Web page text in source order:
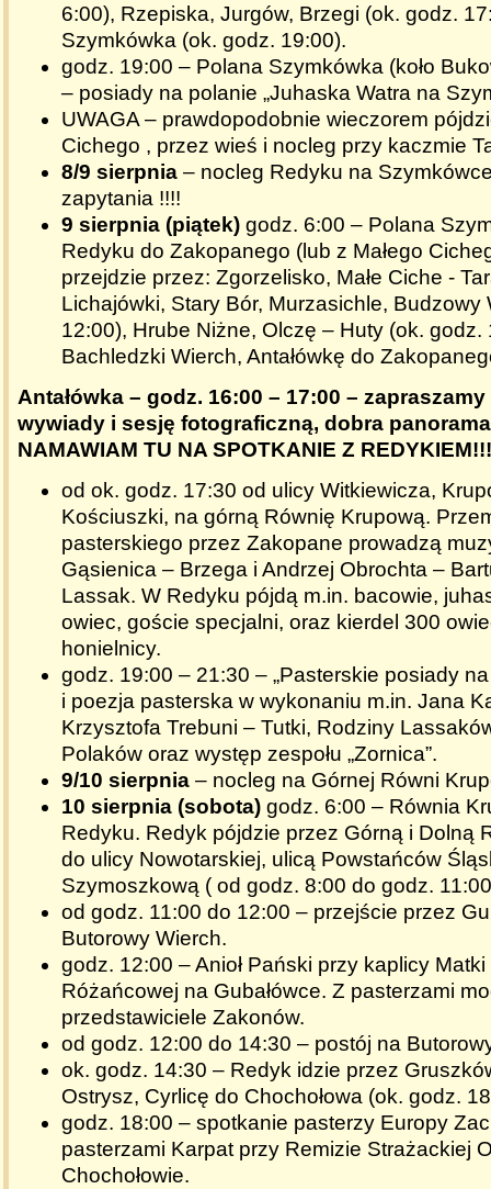
6:00), Rzepiska, Jurgów, Brzegi (ok. godz.
Szymkówka (ok. godz. 19:00).
godz. 19:00 – Polana Szymkówka (koło
– posiady na polanie „Juhaska Watra na
UWAGA – prawdopodobnie wieczorem
Cichego , przez wieś i nocleg przy kaczmie
8/9 sierpnia – nocleg Redyku na
zapytania !!!!
9 sierpnia (piątek) godz. 6:00 – Polana
Redyku do Zakopanego (lub z Małego
przejdzie przez: Zgorzelisko, Małe Ciche -
Lichajówki, Stary Bór, Murzasichle, Budzowy
12:00), Hrube Niżne, Olczę – Huty (ok. godz.
Bachledzki Wierch, Antałówkę do
Antałówka – godz. 16:00 – 17:00 –
wywiady i sesję fotograficzną, dobra
NAMAWIAM TU NA SPOTKANIE Z REDYKIEM!!!
od ok. godz. 17:30 od ulicy Witkiewicza,
Kościuszki, na górną Równię Krupową.
pasterskiego przez Zakopane prowadzą
Gąsienica – Brzega i Andrzej Obrochta –
Lassak. W Redyku pójdą m.in. bacowie,
owiec, goście specjalni, oraz kierdel 300
honielnicy.
godz. 19:00 – 21:30 – „Pasterskie posiady
i poezja pasterska w wykonaniu m.in. Jana
Krzysztofa Trebuni – Tutki, Rodziny
Polaków oraz występ zespołu „Zornica”.
9/10 sierpnia – nocleg na Górnej Równi
10 sierpnia (sobota) godz. 6:00 – Równia
Redyku. Redyk pójdzie przez Górną i Dolną
do ulicy Nowotarskiej, ulicą Powstańców
Szymoszkową ( od godz. 8:00 do godz.
od godz. 11:00 do 12:00 – przejście przez
Butorowy Wierch.
godz. 12:00 – Anioł Pański przy kaplicy
Różańcowej na Gubałówce. Z pasterzami
przedstawiciele Zakonów.
od godz. 12:00 do 14:30 – postój na
ok. godz. 14:30 – Redyk idzie przez
Ostrysz, Cyrlicę do Chochołowa (ok. godz.
godz. 18:00 – spotkanie pasterzy Europy
pasterzami Karpat przy Remizie Strażackiej
Chochołowie.